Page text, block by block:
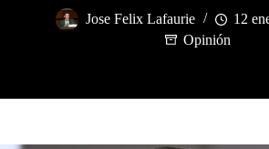
Jose Felix Lafaurie
12
Opinión